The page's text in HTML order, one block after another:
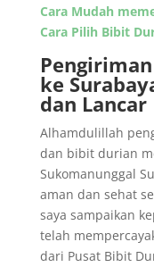
Cara Mudah
Cara Pilih Bibit
ke
dan Lancar
Alhamdulillah
dan bibit durian
Sukomanunggal
aman dan sehat
saya sampaikan
telah
dari Pusat Bibit